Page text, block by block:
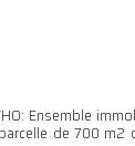
Ensemble
de 700 m2